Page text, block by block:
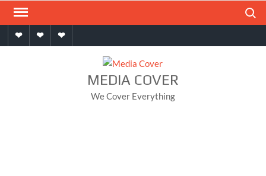
Skip
contentHomeAboutContact
MEDIA COVER
We Cover Everything